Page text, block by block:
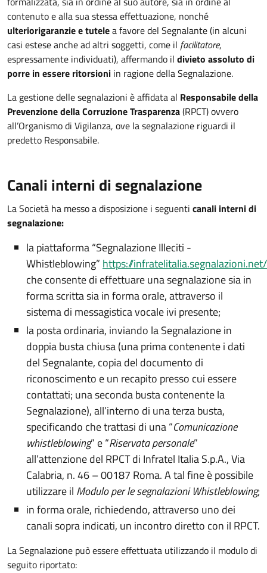
contenuto e alla sua stessa effettuazione, nonché
ulteriorigaranzie e tutelea favore del Segnalante (in alcuni
casi estese anche ad altri soggetti, come il facilitatore,
espressamente individuati), affermando il divieto assoluto di
porre in essere ritorsioni in ragione della Segnalazione.
La gestione delle segnalazioni è affidata al Responsabile della
Prevenzione della Corruzione Trasparenza(RPCT) ovvero
all’Organismo di Vigilanza, ove la segnalazione riguardi il
predetto Responsabile.
Canali interni di segnalazione
La Società ha messo a disposizione i seguenti canali interni di
segnalazione:
la piattaforma “Segnalazione Illeciti -
Whistleblowing” https://infratelitalia.segnalazioni.net/
che consente di effettuare una segnalazione sia in
forma scritta sia in forma orale, attraverso il
sistema di messagistica vocale ivi presente;
la posta ordinaria, inviando la Segnalazione in
doppia busta chiusa (una prima contenente i dati
del Segnalante, copia del documento di
riconoscimento e un recapito presso cui essere
contattati; una seconda busta contenente la
Segnalazione), all’interno di una terza busta,
specificando che trattasi di una “Comunicazione
whistleblowing” e “Riservata personale”
all’attenzione del RPCT di Infratel Italia S.p.A., Via
Calabria, n. 46 – 00187 Roma. A tal fine è possibile
utilizzare il Modulo per le segnalazioni Whistleblowing;
in forma orale, richiedendo, attraverso uno dei
canali sopra indicati, un incontro diretto con il RPCT.
La Segnalazione può essere effettuata utilizzando il modulo di
seguito riportato: